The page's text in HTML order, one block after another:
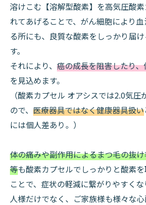
溶けこむ【溶解型酸素】を高気圧酸
れてあげることで、がん細胞により
る所にも、良質な酸素をしっかり届
す。
それにより、 癌の成長を阻害したり
を見込めます。
（酸素カプセル オアシスでは2.0気圧
ので、 医療器具ではなく健康器具扱い
には個人差あり。）
体の痛みや副作用によるまつ毛の抜
等も酸素カプセルでしっかりと酸素
ことで、症状の軽減に繋がりやすく
人様だけでなく、ご家族様も様々な